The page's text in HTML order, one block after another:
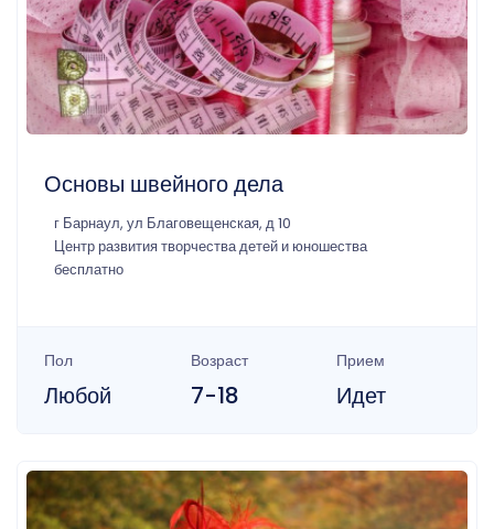
Основы швейного дела
г Барнаул, ул Благовещенская, д 10
Центр развития творчества детей и юношества
бесплатно
Пол
Любой
Возраст
7-18
Прием
Идет